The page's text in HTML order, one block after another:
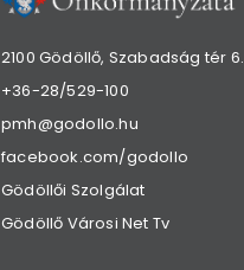
2100 Gödöllő, Szabadság tér 6.
+36-28/529-100
pmh@godollo.hu
facebook.com/godollo
Gödöllői Szolgálat
Gödöllő Városi Net Tv